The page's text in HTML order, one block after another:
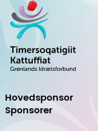
Hovedsponsor
Sponsorer